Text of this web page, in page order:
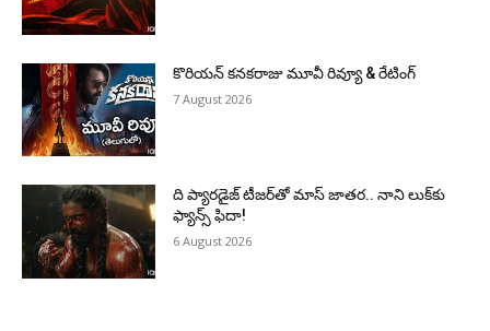
కొరియన్ కనకరాజు మూవీ రివ్యూ & రేటింగ్
7 August 2026
ది ప్యారడైజ్ టీజర్‌తో మాస్ జాతర.. నాని లుక్‌కు
ఫ్యాన్స్ ఫిదా!
6 August 2026